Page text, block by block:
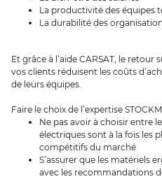
La productivité des équipes
La durabilité des
Et grâce à l’aide CARSAT, le
vos clients réduisent les coûts
de leurs équipes.
Faire le choix de l’expertise
Ne pas avoir à choisir entre
électriques sont à la fois les
compétitifs du marché
S’assurer que les matériels
avec les recommandations